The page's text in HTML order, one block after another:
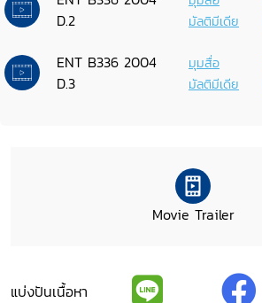
D.2
มัลติมีเดีย
ENT B336 2004
D.3
มุมสื่อ
มัลติมีเดีย
Movie Trailer
แบ่งปันเนื้อหา